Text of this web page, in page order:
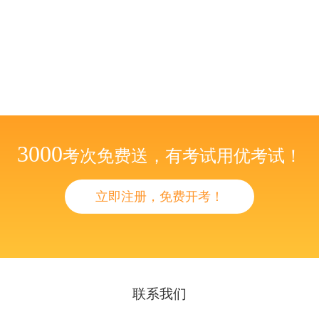
3000考次免费送，有考试用优考试！
立即注册，免费开考！
联系我们